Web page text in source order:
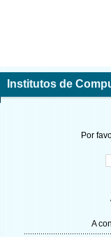
Institutos de
Por
A